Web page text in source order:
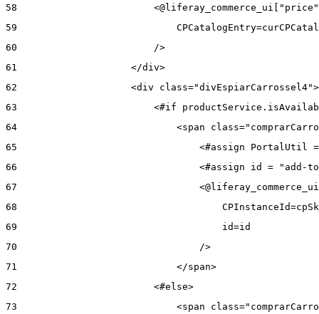
58
59
60
                        />
61
                    </div>
62
<div
63
<#if
64
<span
65
<#assign PortalUtil
66
<#assign id = "add-
67
68
69
                                    id=id
70
                                />
71
                            </span>
72
                        <#else>
73
<span